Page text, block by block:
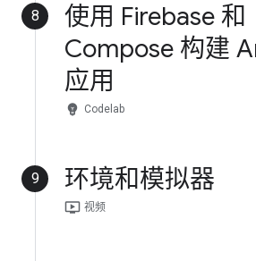
8
使用 Firebase 和
Compose 构建
应用
emoji_objects Codelab
9 环境和模拟器
ondemand_video 视频